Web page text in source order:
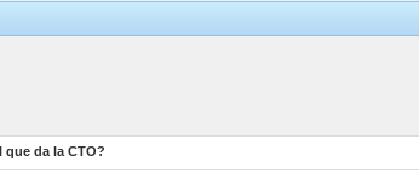
que da la CTO?